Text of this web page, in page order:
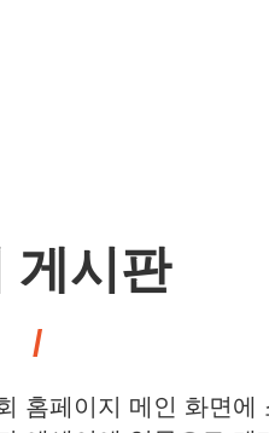
게시판
홈페이지 메인 화면에